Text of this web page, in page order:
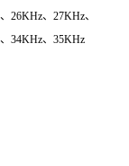
26KHz、27KHz、
34KHz、35KHz